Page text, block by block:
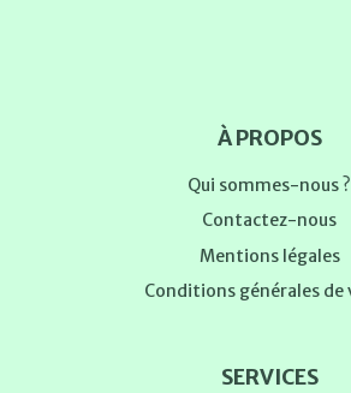
À PROPOS
Qui sommes-nous ?
Contactez-nous
Mentions légales
Conditions générales de
SERVICES